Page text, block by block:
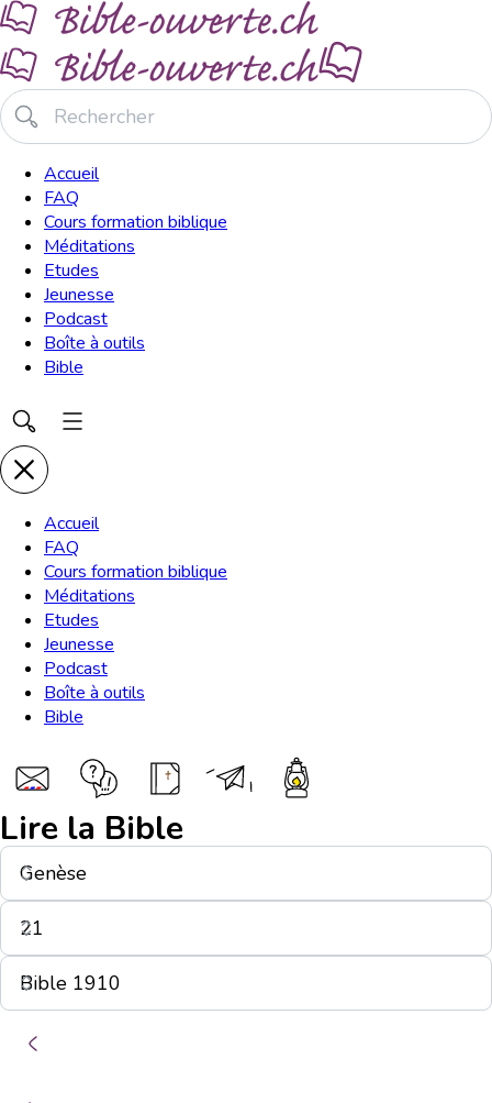
Accueil
FAQ
Cours formation biblique
Méditations
Etudes
Jeunesse
Podcast
Boîte à outils
Bible
Accueil
FAQ
Cours formation biblique
Méditations
Etudes
Jeunesse
Podcast
Boîte à outils
Bible
Lire la Bible